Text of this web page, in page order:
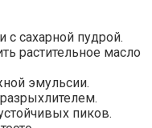
с сахарной пудрой.
растительное масло
эмульсии.
пиков.